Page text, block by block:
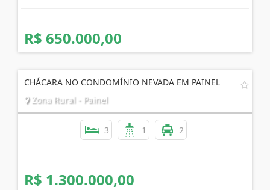
R$ 650.000,00
CHÁCARA NO CONDOMÍNIO NEVADA EM PAINEL
Zona Rural - Painel
3 1 2
R$ 1.300.000,00